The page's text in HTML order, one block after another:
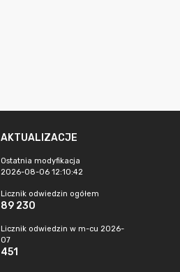
AKTUALIZACJE
Ostatnia modyfikacja
2026-08-06 12:10:42
Licznik odwiedzin ogółem
89 230
Licznik odwiedzin w m-cu 2026-
07
451